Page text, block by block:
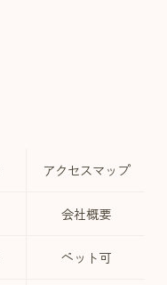
アクセスマップ
会社概要
ペット可